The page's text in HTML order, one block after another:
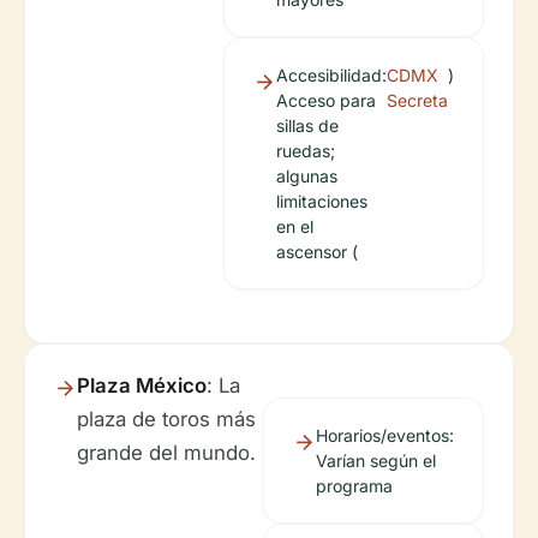
Accesibilidad:
Acceso para
sillas de
ruedas;
algunas
limitaciones
en el
ascensor (
CDMX
Secreta
)
Plaza México: La
plaza de toros más
grande del mundo.
Horarios/eventos:
Varían según el
programa